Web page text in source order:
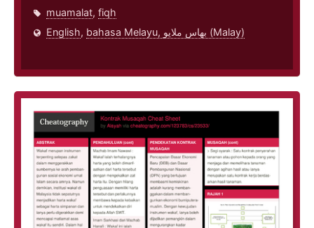
muamalat, fiqh
English, bahasa Melayu, بهاس ملايو‎ (Malay)